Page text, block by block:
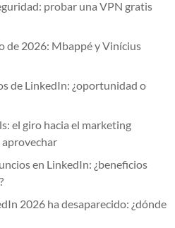
probar una VPN gratis
de 2026: Mbappé y Vinícius
de LinkedIn: ¿oportunidad o
el giro hacia el marketing
aprovechar
en LinkedIn: ¿beneficios
2026 ha desaparecido: ¿dónde